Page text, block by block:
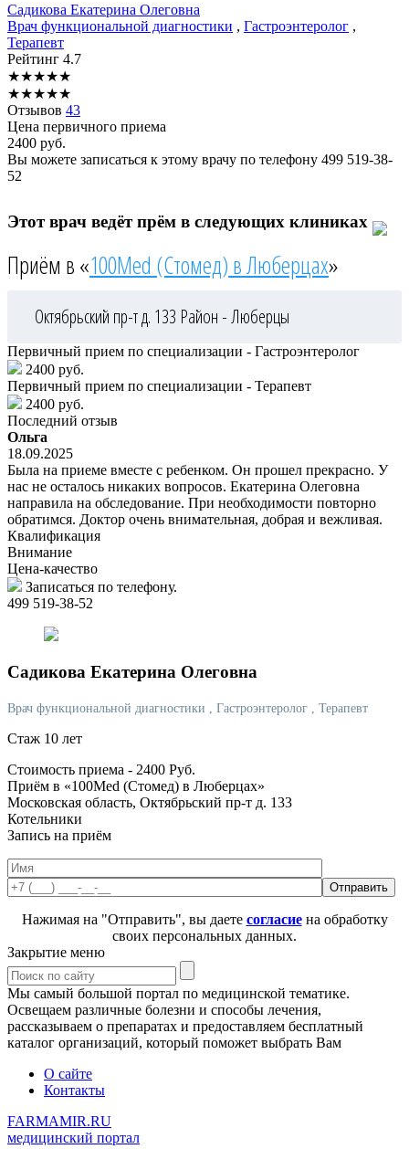
Садикова Екатерина Олеговна
Врач функциональной диагностики , Гастроэнтеролог ,
Терапевт
Рейтинг 4.7
★★★★★
★★★★★
Отзывов 43
Цена первичного приема
2400 руб.
Вы можете записаться к этому врачу по телефону 499 519-38-
52
Этот врач ведёт прём в следующих клиниках
Приём в «100Med (Стомед) в Люберцах»
Октябрьский пр-т д. 133 Район - Люберцы
Первичный прием по специализации - Гастроэнтеролог
2400 руб.
Первичный прием по специализации - Терапевт
2400 руб.
Последний отзыв
Ольга
18.09.2025
Была на приеме вместе с ребенком. Он прошел прекрасно. У
нас не осталось никаких вопросов. Екатерина Олеговна
направила на обследование. При необходимости повторно
обратимся. Доктор очень внимательная, добрая и вежливая.
Квалификация
Внимание
Цена-качество
Записаться по телефону.
499 519-38-52
Садикова Екатерина Олеговна
Врач функциональной диагностики , Гастроэнтеролог , Терапевт
Стаж 10 лет
Стоимость приема - 2400 Руб.
Приём в «100Med (Стомед) в Люберцах»
Московская область, Октябрьский пр-т д. 133
Котельники
Запись на приём
Нажимая на "Отправить", вы даете согласиена обработку
своих персональных данных.
Закрытие меню
Мы самый большой портал по медицинской тематике.
Освещаем различные болезни и способы лечения,
рассказываем о препаратах и предоставляем бесплатный
каталог организаций, который поможет выбрать Вам
О сайте
Контакты
FARMAMIR.RU
медицинский портал